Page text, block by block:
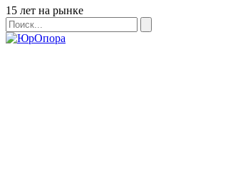
Бейдж
15 лет на рынке
Поиск
Поиск